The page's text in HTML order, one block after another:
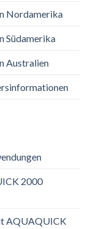
Nordamerika
Südamerika
Australien
2000
AQUAQUICK